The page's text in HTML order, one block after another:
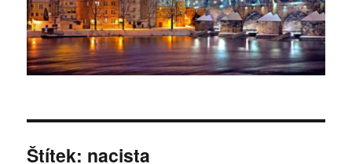
Štítek: nacista